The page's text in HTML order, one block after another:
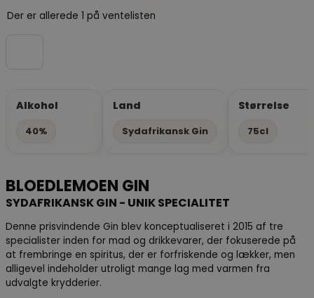
Der er allerede 1 på ventelisten
Alkohol
40%
Land
Sydafrikansk Gin
Størrelse
75cl
BLOEDLEMOEN GIN
SYDAFRIKANSK GIN - UNIK SPECIALITET
Denne prisvindende Gin blev konceptualiseret i 2015 af tre
specialister inden for mad og drikkevarer, der fokuserede på
at frembringe en spiritus, der er forfriskende og lækker, men
alligevel indeholder utroligt mange lag med varmen fra
udvalgte krydderier.